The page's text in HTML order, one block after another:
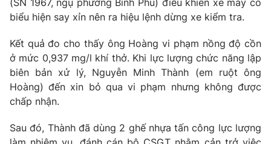
Emagazine Podcast
Photo Infographic
Video Shorts video
VTV Money VTV Thể thao
biểu hiện say xỉn nên ra hiệu lệnh dừng xe kiểm tra.
Kết quả đo cho thấy ông Hoàng vi phạm nồng độ cồn
ở mức 0,937 mg/l khí thở. Khi lực lượng chức năng lập
biên bản xử lý, Nguyễn Minh Thành (em ruột ông
Hoàng) đến xin bỏ qua vi phạm nhưng không được
chấp nhận.
Sau đó, Thành đã dùng 2 ghế nhựa tấn công lực lượng